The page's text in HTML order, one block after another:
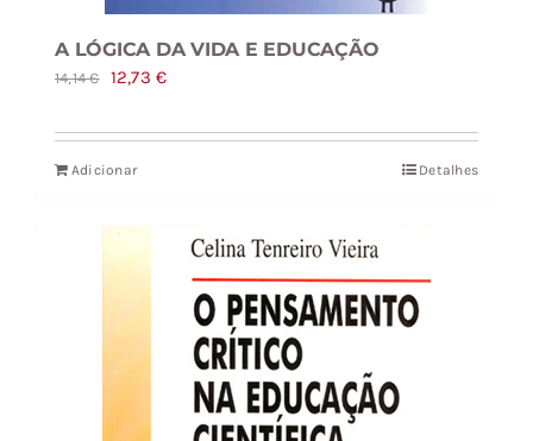
A LÓGICA DA VIDA E EDUCAÇÃO
14,14€
O
original
era:
12,73€O
atual
Adicionar Detalhes